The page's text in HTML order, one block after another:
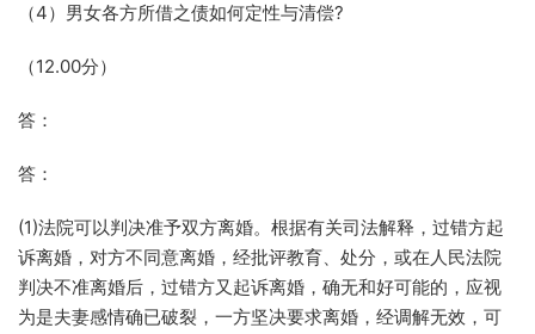
（4）男女各方所借之债如何定性与清偿?
（12.00分）
答：
答：
(1)法院可以判决准予双方离婚。根据有关司法解释，过错方起
诉离婚，对方不同意离婚，经批评教育、处分，或在人民法院
判决不准离婚后，过错方又起诉离婚，确无和好可能的，应视
为是夫妻感情确已破裂，一方坚决要求离婚，经调解无效，可